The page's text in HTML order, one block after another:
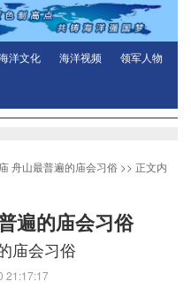
洋文化 海洋视频 领军人物
舟山最普遍的庙会习俗 >> 正文内
遍的庙会习俗
庙会习俗